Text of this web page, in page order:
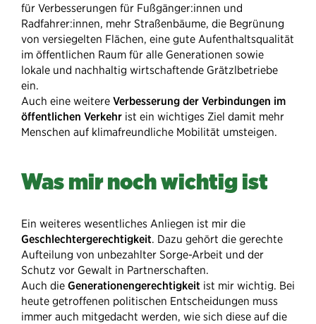
für Verbesserungen für Fußgänger:innen und
Radfahrer:innen, mehr Straßenbäume, die Begrünung
von versiegelten Flächen, eine gute Aufenthaltsqualität
im öffentlichen Raum für alle Generationen sowie
lokale und nachhaltig wirtschaftende Grätzlbetriebe
ein.
Auch eine weitere Verbesserung der Verbindungen im
öffentlichen Verkehr ist ein wichtiges Ziel damit mehr
Menschen auf klimafreundliche Mobilität umsteigen.
Was mir noch wichtig ist
Ein weiteres wesentliches Anliegen ist mir die
Geschlechtergerechtigkeit. Dazu gehört die gerechte
Aufteilung von unbezahlter Sorge-Arbeit und der
Schutz vor Gewalt in Partnerschaften.
Auch die Generationengerechtigkeit ist mir wichtig. Bei
heute getroffenen politischen Entscheidungen muss
immer auch mitgedacht werden, wie sich diese auf die